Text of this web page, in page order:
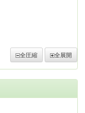
全圧縮 全展開